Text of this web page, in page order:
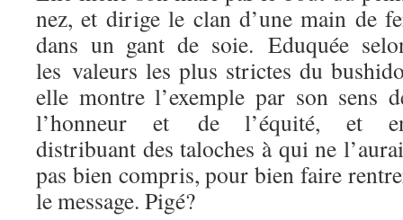
nez, et dirige le clan d’une main de
dans un gant de soie. Eduquée
les valeurs les plus strictes du
elle montre l’exemple par son sens
l’honneur et de l’équité, et
distribuant des taloches à qui ne
pas bien compris, pour bien faire
le message. Pigé?